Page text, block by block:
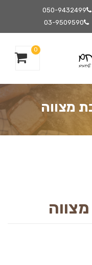
050-9432499
03-9509590
0
מצווה